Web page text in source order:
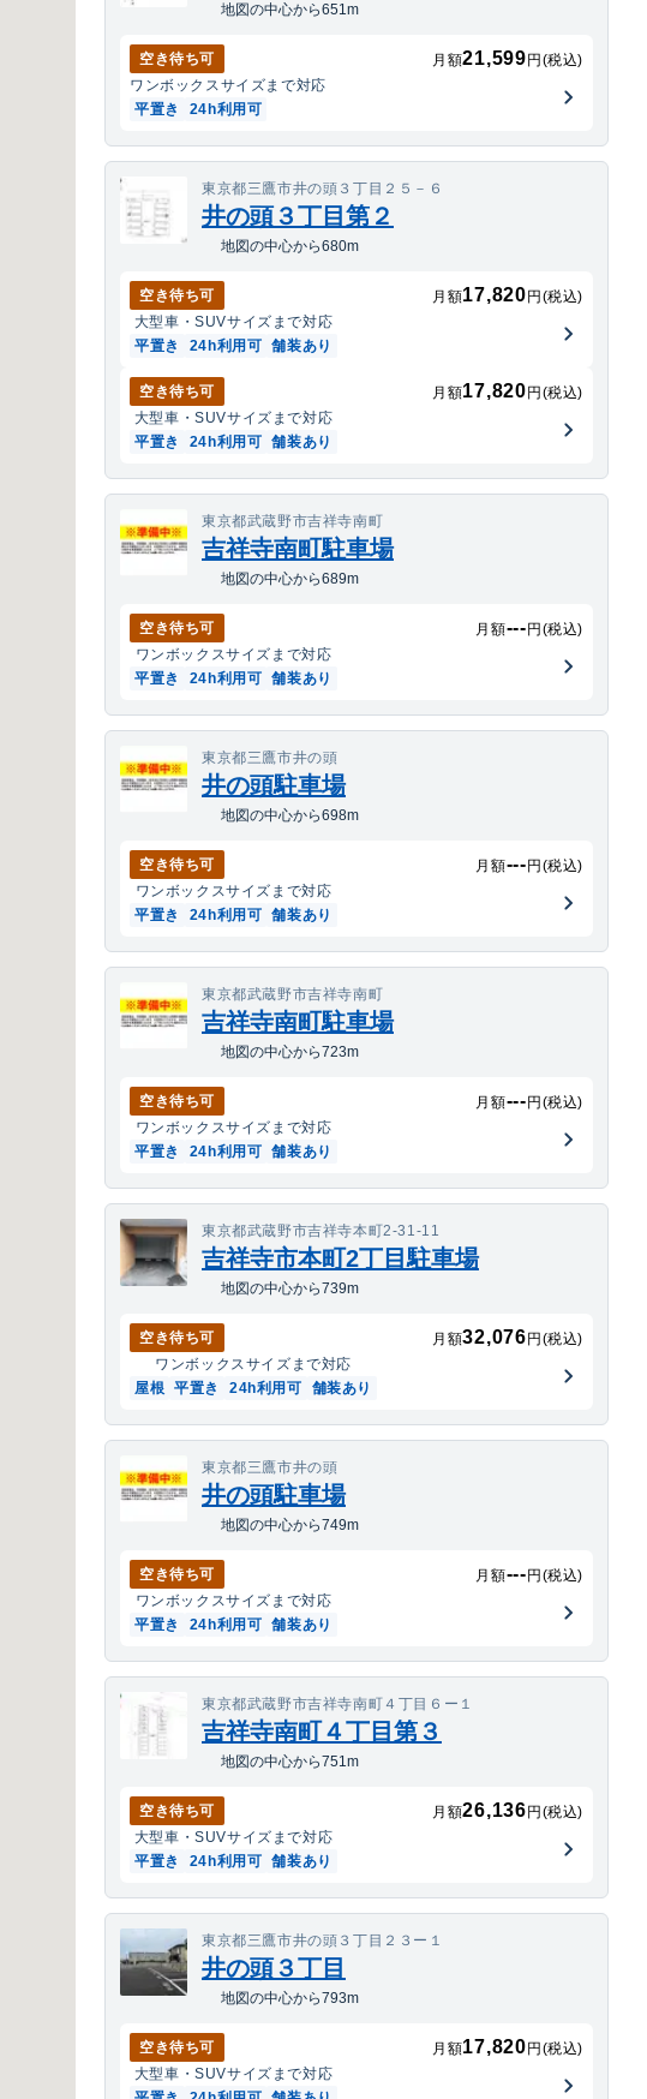
地図の中心から651m
空き待ち可 月額21,599 円(税込)
ワンボックスサイズまで対応
平置き
24h利用可
東京都三鷹市井の頭３丁目２５－６
井の頭３丁目第２
地図の中心から680m
空き待ち可 月額17,820 円(税込)
大型車・SUVサイズまで対応
平置き
24h利用可 舗装あり
空き待ち可 月額17,820 円(税込)
大型車・SUVサイズまで対応
平置き
24h利用可 舗装あり
東京都武蔵野市吉祥寺南町
吉祥寺南町駐車場
地図の中心から689m
空き待ち可 月額--- 円(税込)
ワンボックスサイズまで対応
平置き
24h利用可 舗装あり
東京都三鷹市井の頭
井の頭駐車場
地図の中心から698m
空き待ち可 月額--- 円(税込)
ワンボックスサイズまで対応
平置き
24h利用可 舗装あり
東京都武蔵野市吉祥寺南町
吉祥寺南町駐車場
地図の中心から723m
空き待ち可 月額--- 円(税込)
ワンボックスサイズまで対応
平置き
24h利用可 舗装あり
東京都武蔵野市吉祥寺本町2-31-11
吉祥寺市本町2丁目駐車場
地図の中心から739m
空き待ち可 月額32,076 円(税込)
ワンボックスサイズまで対応
屋根 平置き 24h利用可 舗装あり
東京都三鷹市井の頭
井の頭駐車場
地図の中心から749m
空き待ち可 月額--- 円(税込)
ワンボックスサイズまで対応
平置き
24h利用可 舗装あり
東京都武蔵野市吉祥寺南町４丁目６ー１
吉祥寺南町４丁目第３
地図の中心から751m
空き待ち可 月額26,136 円(税込)
大型車・SUVサイズまで対応
平置き
24h利用可 舗装あり
東京都三鷹市井の頭３丁目２３ー１
井の頭３丁目
地図の中心から793m
空き待ち可 月額17,820 円(税込)
大型車・SUVサイズまで対応